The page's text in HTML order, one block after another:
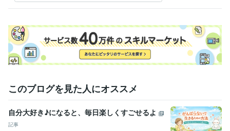
Excel:25年Google スプレッドシート:3年Word:25年
文章の校正:25年
得意分野
ライティング・翻訳 文章作成と校正。通知文や手紙の校正など。
このブログを見た人にオススメ
自分大好き♪になると、毎日楽しくすごせるよ
記事